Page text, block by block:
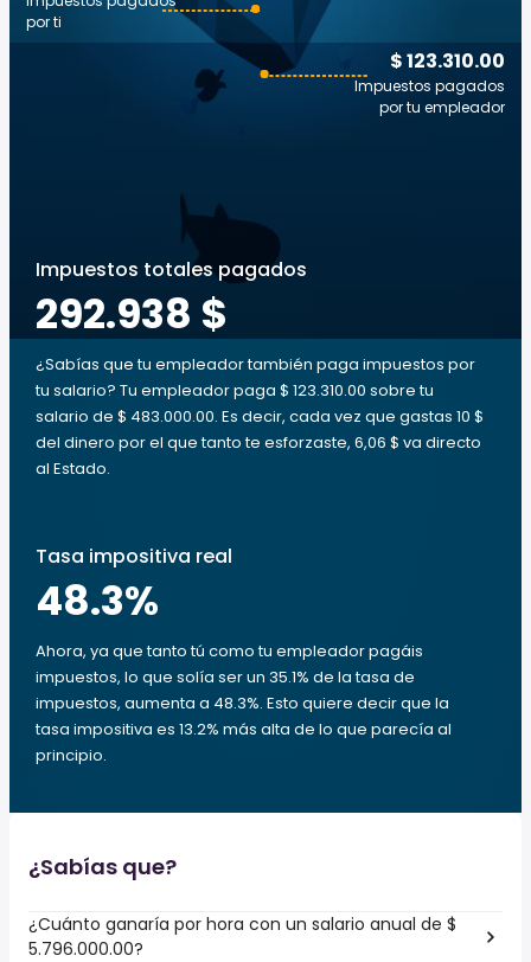
$ 123.310.00
Impuestos pagados
por tu empleador
por ti
Impuestos totales pagados
292.938 $
¿Sabías que tu empleador también paga impuestos por
tu salario? Tu empleador paga $ 123.310.00 sobre tu
salario de $ 483.000.00. Es decir, cada vez que gastas 10 $
del dinero por el que tanto te esforzaste, 6,06 $ va directo
al Estado.
Tasa impositiva real
48.3%
Ahora, ya que tanto tú como tu empleador pagáis
impuestos, lo que solía ser un 35.1% de la tasa de
impuestos, aumenta a 48.3%. Esto quiere decir que la
tasa impositiva es 13.2% más alta de lo que parecía al
principio.
¿Sabías que?
¿Cuánto ganaría por hora con un salario anual de $
5.796.000.00?